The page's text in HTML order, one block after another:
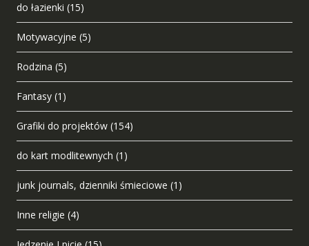
do łazienki (15)
Motywacyjne (5)
Rodzina (5)
Fantasy (1)
Grafiki do projektów (154)
do kart modlitewnych (1)
junk journals, dzienniki śmieciowe (1)
Inne religie (4)